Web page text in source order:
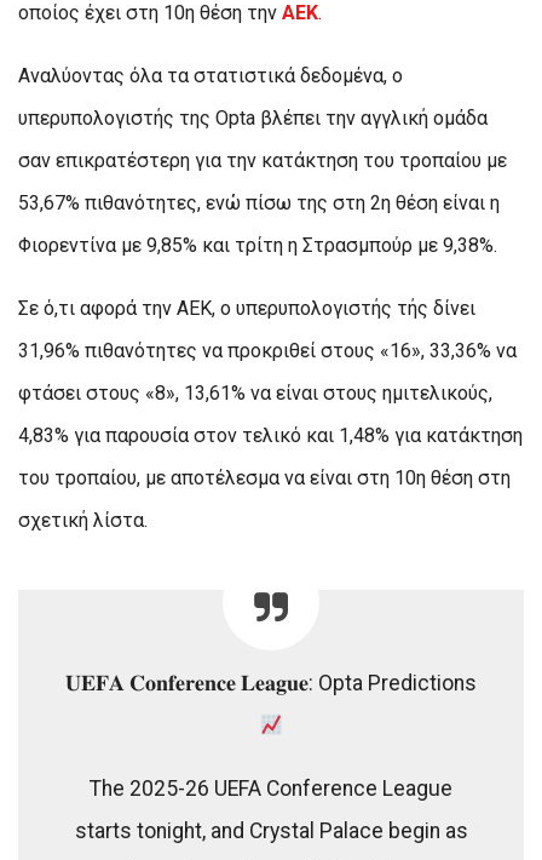
οποίος έχει στη 10η θέση την ΑΕΚ.
Αναλύοντας όλα τα στατιστικά δεδομένα, ο
υπερυπολογιστής της Opta βλέπει την αγγλική ομάδα
σαν επικρατέστερη για την κατάκτηση του τροπαίου με
53,67% πιθανότητες, ενώ πίσω της στη 2η θέση είναι η
Φιορεντίνα με 9,85% και τρίτη η Στρασμπούρ με 9,38%.
Σε ό,τι αφορά την ΑΕΚ, ο υπερυπολογιστής τής δίνει
31,96% πιθανότητες να προκριθεί στους «16», 33,36% να
φτάσει στους «8», 13,61% να είναι στους ημιτελικούς,
4,83% για παρουσία στον τελικό και 1,48% για κατάκτηση
του τροπαίου, με αποτέλεσμα να είναι στη 10η θέση στη
σχετική λίστα.
𝐔𝐄𝐅𝐀 𝐂𝐨𝐧𝐟𝐞𝐫𝐞𝐧𝐜𝐞 𝐋𝐞𝐚𝐠𝐮𝐞: Opta Predictions
The 2025-26 UEFA Conference League
starts tonight, and Crystal Palace begin as